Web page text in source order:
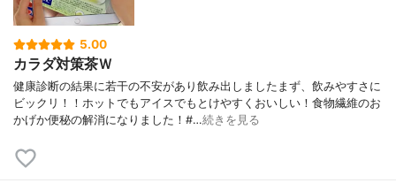
5.00
カラダ対策茶Ｗ
健康診断の結果に若干の不安があり飲み出しましたまず、飲みやすさに
ビックリ！！ホットでもアイスでもとけやすくおいしい！食物繊維のお
かげか便秘の解消になりました！#…続きを見る